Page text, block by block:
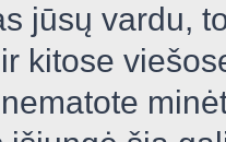
jūsų vardu,
kitose